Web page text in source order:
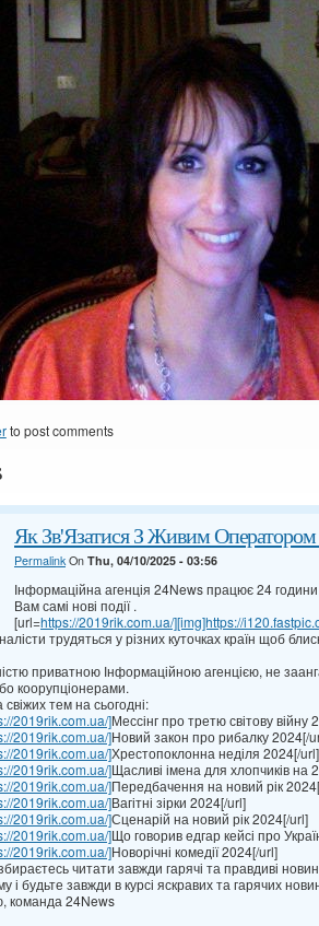
to post comments
Як Зв'Язатися З Живим Оператором
PermalinkOn Thu, 04/10/2025 - 03:56
Інформаційна агенція 24News працює 24
Вам самі нові події .
[url=https://2019rik.com.ua/][img]https://
трудяться у різних куточках країн щоб
приватною Інформаційною агенцією, не
коорупціонерами.
свіжих тем на сьогодні:
2019rik.com.ua/]Мессінг про третю світову війну
2019rik.com.ua/]Новий закон про рибалку 2024[/
2019rik.com.ua/]Хрестопоклонна неділя 2024[/url]
2019rik.com.ua/]Щасливі імена для хлопчиків на
2019rik.com.ua/]Передбачення на новий рік
2019rik.com.ua/]Вагітні зірки 2024[/url]
2019rik.com.ua/]Сценарій на новий рік 2024[/url]
2019rik.com.ua/]Що говорив едгар кейсі про
2019rik.com.ua/]Новорічні комедії 2024[/url]
читати завжди гарячі та правдиві
і будьте завжди в курсі яскравих та гарячих
команда 24News